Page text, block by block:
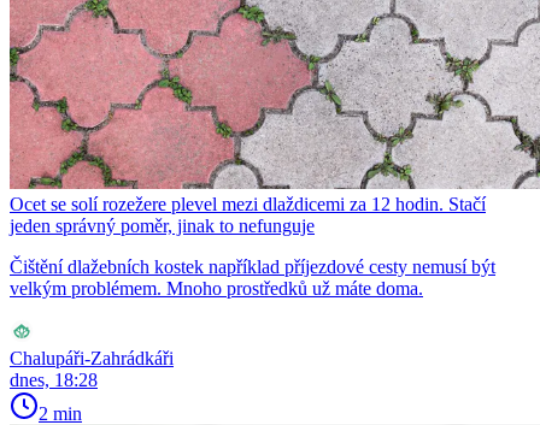
Ocet se solí rozežere plevel mezi dlaždicemi za 12 hodin. Stačí
jeden správný poměr, jinak to nefunguje
Čištění dlažebních kostek například příjezdové cesty nemusí být
velkým problémem. Mnoho prostředků už máte doma.
Chalupáři-Zahrádkáři
dnes, 18:28
2 min